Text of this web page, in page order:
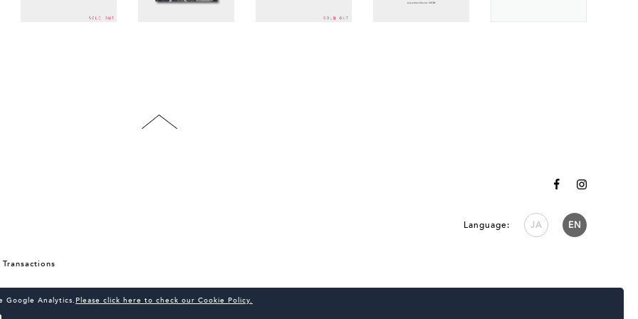
Language: JA EN
Google Analytics. Please click here to check our Cookie Policy.